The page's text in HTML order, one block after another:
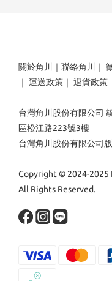
關於角川 ｜ 聯絡角川 ｜
｜ 運送政策 ｜ 退貨政策
台灣角川股份有限公司
區松江路223號3樓
台灣角川股份有限公司
Copyright © 2024-2025
All Rights Reserved.